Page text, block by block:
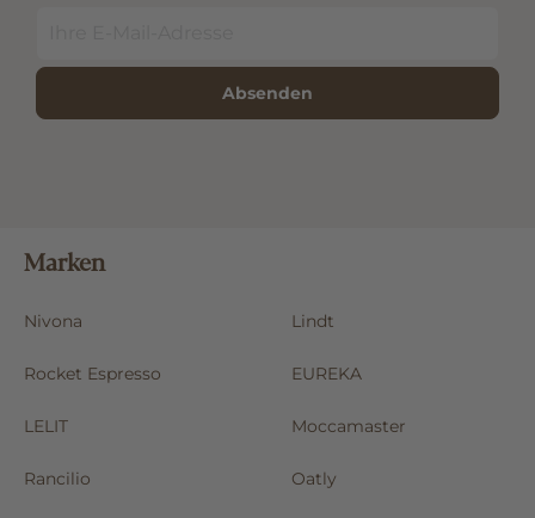
Absenden
Marken
Nivona Lindt
Rocket Espresso EUREKA
LELIT Moccamaster
Rancilio Oatly